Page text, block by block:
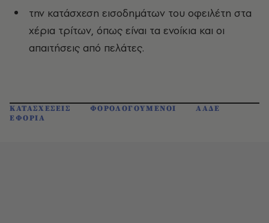
την κατάσχεση εισοδημάτων του οφειλέτη στα
χέρια τρίτων, όπως είναι τα ενοίκια και οι
απαιτήσεις από πελάτες.
ΚΑΤΑΣΧΕΣΕΙΣ ΦΟΡΟΛΟΓΟΥΜΕΝΟΙ
ΑΑΔΕ
ΕΦΟΡΙΑ